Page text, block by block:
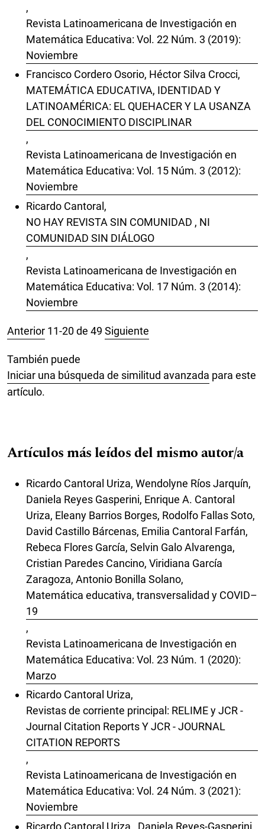
,
Revista Latinoamericana de Investigación en
Matemática Educativa: Vol. 22 Núm. 3 (2019):
Noviembre
Francisco Cordero Osorio, Héctor Silva Crocci,
MATEMÁTICA EDUCATIVA, IDENTIDAD Y
LATINOAMÉRICA: EL QUEHACER Y LA USANZA
DEL CONOCIMIENTO DISCIPLINAR
,
Revista Latinoamericana de Investigación en
Matemática Educativa: Vol. 15 Núm. 3 (2012):
Noviembre
Ricardo Cantoral,
NO HAY REVISTA SIN COMUNIDAD , NI
COMUNIDAD SIN DIÁLOGO
,
Revista Latinoamericana de Investigación en
Matemática Educativa: Vol. 17 Núm. 3 (2014):
Noviembre
Anterior 11-20 de 49 Siguiente
También puede
Iniciar una búsqueda de similitud avanzada para este
artículo.
Artículos más leídos del mismo autor/a
Ricardo Cantoral Uriza, Wendolyne Ríos Jarquín,
Daniela Reyes Gasperini, Enrique A. Cantoral
Uriza, Eleany Barrios Borges, Rodolfo Fallas Soto,
David Castillo Bárcenas, Emilia Cantoral Farfán,
Rebeca Flores García, Selvin Galo Alvarenga,
Cristian Paredes Cancino, Viridiana García
Zaragoza, Antonio Bonilla Solano,
Matemática educativa, transversalidad y COVID–
19
,
Revista Latinoamericana de Investigación en
Matemática Educativa: Vol. 23 Núm. 1 (2020):
Marzo
Ricardo Cantoral Uriza,
Revistas de corriente principal: RELIME y JCR -
Journal Citation Reports Y JCR - JOURNAL
CITATION REPORTS
,
Revista Latinoamericana de Investigación en
Matemática Educativa: Vol. 24 Núm. 3 (2021):
Noviembre
Ricardo Cantoral Uriza , Daniela Reyes-Gasperini ,